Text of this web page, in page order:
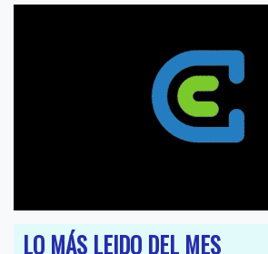
LO MÁS LEIDO DEL MES